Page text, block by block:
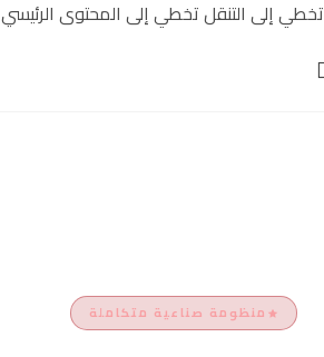
تخطي إلى التنقلتخطي إلى المحتوى الرئيسي
منظومة صناعية متكاملة